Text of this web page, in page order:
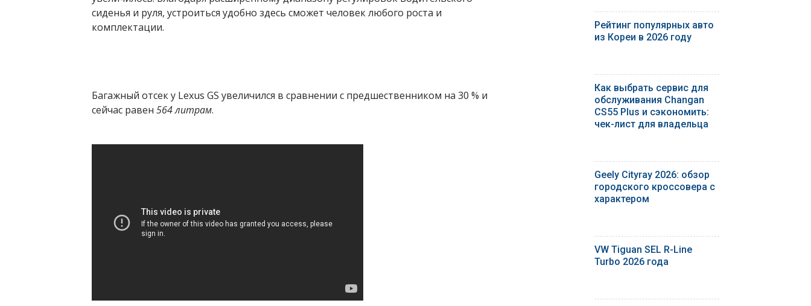
сиденья и руля, устроиться удобно здесь сможет человек любого роста и
комплектации.
Багажный отсек у Lexus GS увеличился в сравнении с предшественником на 30 % и
сейчас равен 564 литрам.
Рейтинг популярных авто
из Кореи в 2026 году
Как выбрать сервис для
обслуживания Changan
CS55 Plus и сэкономить:
чек-лист для владельца
Geely Cityray 2026: обзор
городского кроссовера с
характером
VW Tiguan SEL R-Line
Turbo 2026 года